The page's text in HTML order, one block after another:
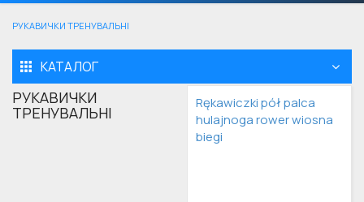
РУКАВИЧКИ ТРЕНУВАЛЬНІ
КАТАЛОГ
РУКАВИЧКИ
ТРЕНУВАЛЬНІ
Rękawiczki pół palca
hulajnoga rower wiosna
biegi